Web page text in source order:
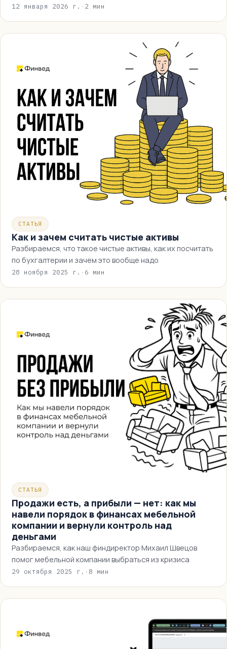
12 января 2026 г. · 2 мин
СТАТЬЯ
Как и зачем считать чистые активы
Разбираемся, что такое чистые активы, как их посчитать
по бухгалтерии и зачем это вообще надо
28 ноября 2025 г. · 6 мин
СТАТЬЯ
Продажи есть, а прибыли — нет: как мы
навели порядок в финансах мебельной
компании и вернули контроль над
деньгами
Разбираемся, как наш финдиректор Михаил Швецов
помог мебельной компании выбраться из кризиса
29 октября 2025 г. · 8 мин